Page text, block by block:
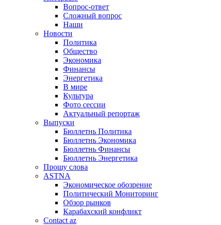
Вопрос-ответ
Сложный вопрос
Наши
Новости
Политика
Общество
Экономика
Финансы
Энергетика
В мире
Культура
Фото сессии
Актуальный репортаж
Выпуски
Бюллетнь Политика
Бюллетнь Экономика
Бюллетнь Финансы
Бюллетнь Энергетика
Прошу слова
ASTNA
Экономическое обозрение
Политический Мониторинг
Обзор рынков
Карабахский конфликт
Contact az